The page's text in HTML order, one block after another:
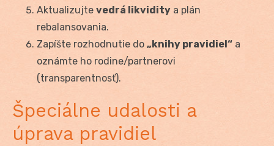
Aktualizujte vedrá likvidity a plán
rebalansovania.
Zapíšte rozhodnutie do „knihy pravidiel“ a
oznámte ho rodine/partnerovi
(transparentnosť).
Špeciálne udalosti a
úprava pravidiel